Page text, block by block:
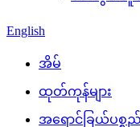
English
အိမ်
ထုတ်ကုန်များ
အရောင်ခြယ်ပစ္စည်